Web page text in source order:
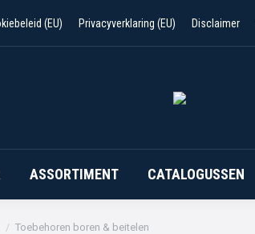
(EU) Privacyverklaring (EU) Disclaimer
ASSORTIMENT CATALOGUSSEN
Toebehoren boren & beitelen